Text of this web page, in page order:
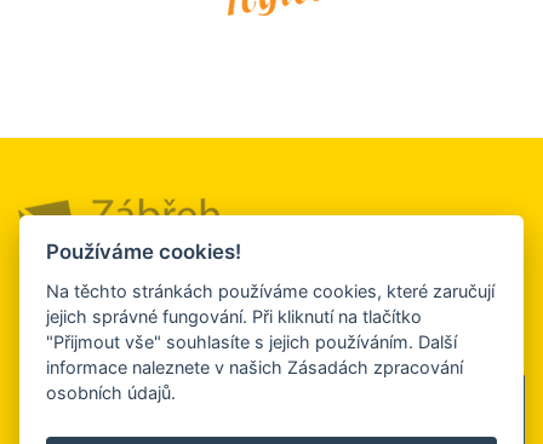
Město a okolí
Kultura, sport a
relaxace
Služby a firmy
Ubytování a
stravování
Turistický
servis
Kontakt
Používáme cookies!
Na těchto stránkách používáme cookies, které zaručují
jejich správné fungování. Při kliknutí na tlačítko
"Přijmout vše" souhlasíte s jejich používáním. Další
informace naleznete v našich Zásadách zpracování
osobních údajů.